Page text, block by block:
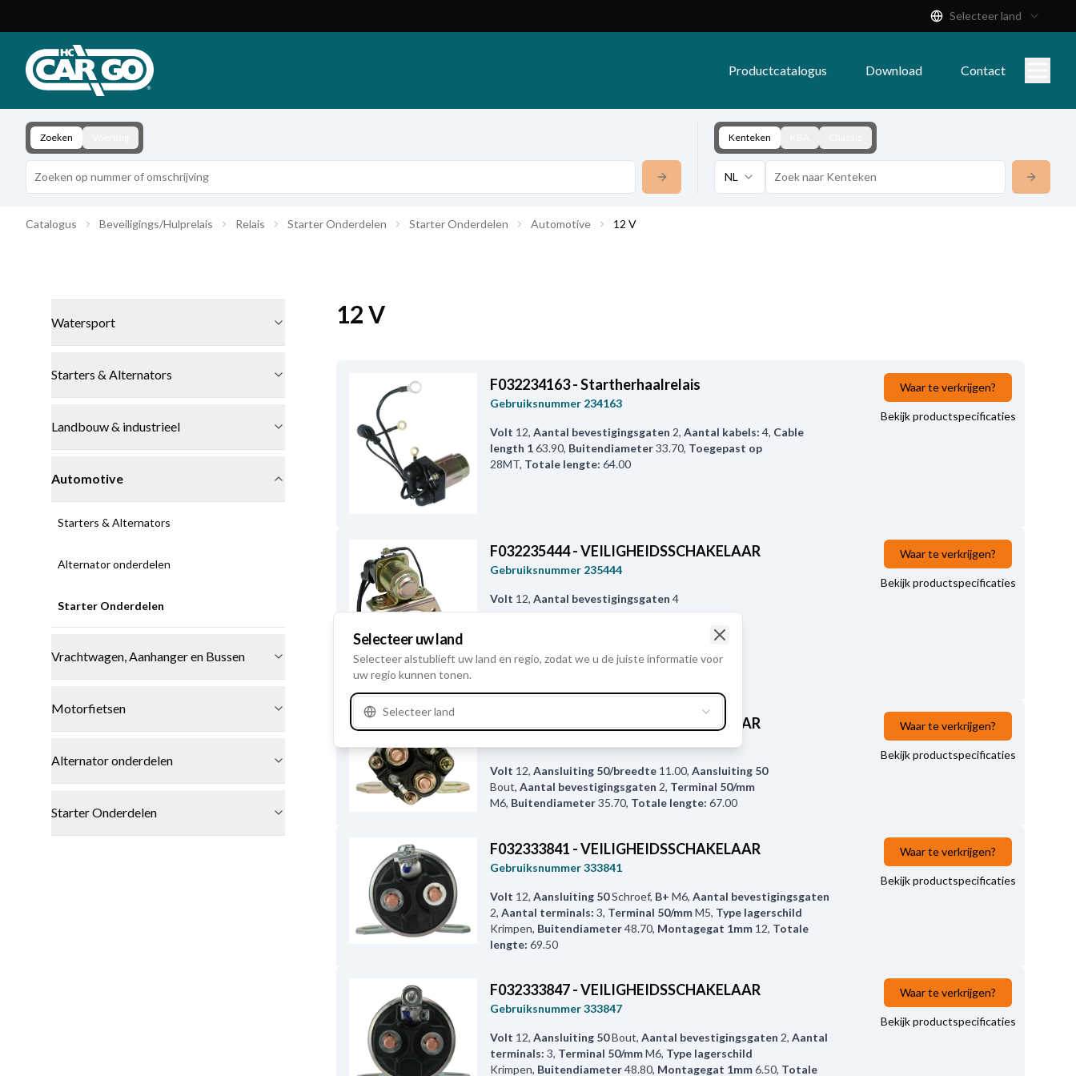
Download
Contact
Selecteer land
Productcatalogus Download Contact
Zoeken Kenteken
NL
Catalogus Beveiligings/Hulprelais Relais Starter Onderdelen Starter Onderdelen Automotive 12 V
Watersport
Starters & Alternators
Landbouw & industrieel
Automotive
Starters & Alternators
Alternator onderdelen
Starter Onderdelen
Vrachtwagen, Aanhanger en Bussen
Motorfietsen
Alternator onderdelen
Starter Onderdelen
12 V
F032234163 - Startherhaalrelais
Gebruiksnummer 234163
Volt 12, Aantal bevestigingsgaten 2, Aantal kabels: 4, Cable
length 163.90, Buitendiameter33.70, Toegepast op
28MT, Totale lengte: 64.00
Waar te verkrijgen?
Bekijk productspecificaties
F032235444 - VEILIGHEIDSSCHAKELAAR
Gebruiksnummer 235444
Volt 12, Aantal bevestigingsgaten 4
Waar te verkrijgen?
Bekijk productspecificaties
F032235699 - VEILIGHEIDSSCHAKELAAR
Volt 12, Aansluiting 50/breedte 11.00, Aansluiting 50
Bout, Aantal bevestigingsgaten 2, Terminal 50/mm
M6, Buitendiameter35.70, Totale lengte: 67.00
Waar te verkrijgen?
Bekijk productspecificaties
F032333841 - VEILIGHEIDSSCHAKELAAR
Gebruiksnummer333841
Volt 12, Aansluiting 50Schroef, B+ M6, Aantal bevestigingsgaten
2, Aantal terminals: 3, Terminal 50/mmM5, Type lagerschild
Krimpen, Buitendiameter48.70, Montagegat 1mm 12, Totale
lengte: 69.50
Waar te verkrijgen?
Bekijk productspecificaties
F032333847 - VEILIGHEIDSSCHAKELAAR
Gebruiksnummer333847
Volt 12, Aansluiting 50Bout, Aantal bevestigingsgaten 2, Aantal
terminals: 3, Terminal 50/mmM6, Type lagerschild
Krimpen, Buitendiameter48.80, Montagegat 1mm6.50, Totale
Waar te verkrijgen?
Bekijk productspecificaties
Selecteer uw land
Selecteer alstublieft uw land en regio, zodat we u de juiste informatie voor
uw regio kunnen tonen.
Selecteer land